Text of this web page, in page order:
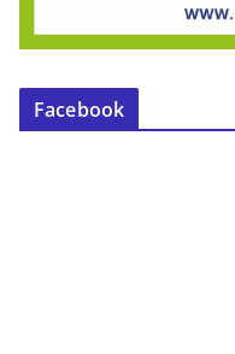
Facebook